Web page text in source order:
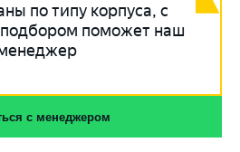
по типу корпуса, с
поможет наш
с менеджером